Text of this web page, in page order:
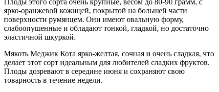
Плоды этого сорта очень крупные, весом до 80-90 грамм, с
ярко-оранжевой кожицей, покрытой на большей части
поверхности румянцем. Они имеют овальную форму,
слабоопушенные и обладают тонкой, гладкой, но достаточно
эластичной шкуркой.
Мякоть Меджик Кота ярко-желтая, сочная и очень сладкая, что
делает этот сорт идеальным для любителей сладких фруктов.
Плоды дозревают в середине июня и сохраняют свою
товарность в течение недели.